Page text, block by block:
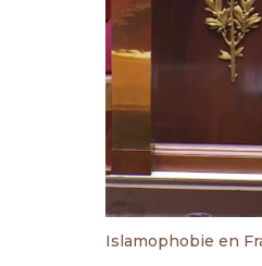
Islamophobie en